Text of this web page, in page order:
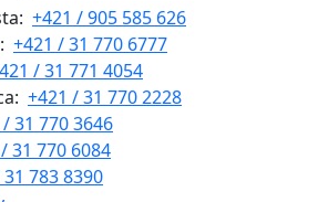
+421 / 905 585 626
+421 / 31 770 6777
/ 31 771 4054
+421 / 31 770 2228
31 770 3646
31 770 6084
783 8390